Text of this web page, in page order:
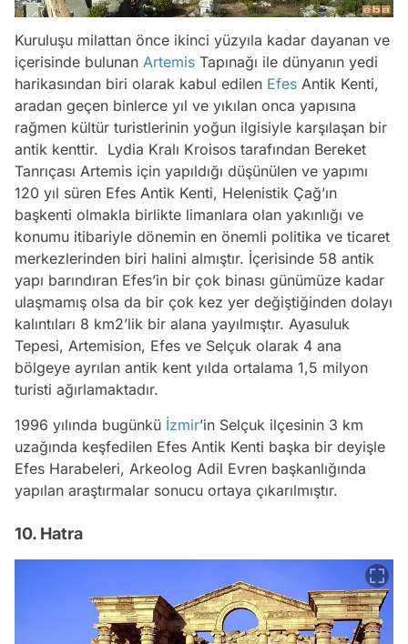
Kuruluşu milattan önce ikinci yüzyıla kadar dayanan ve
içerisinde bulunan Artemis Tapınağı ile dünyanın yedi
harikasından biri olarak kabul edilen Efes Antik Kenti,
aradan geçen binlerce yıl ve yıkılan onca yapısına
rağmen kültür turistlerinin yoğun ilgisiyle karşılaşan bir
antik kenttir. Lydia Kralı Kroisos tarafından Bereket
Tanrıçası Artemis için yapıldığı düşünülen ve yapımı
120 yıl süren Efes Antik Kenti, Helenistik Çağ’ın
başkenti olmakla birlikte limanlara olan yakınlığı ve
konumu itibariyle dönemin en önemli politika ve ticaret
merkezlerinden biri halini almıştır. İçerisinde 58 antik
yapı barındıran Efes’in bir çok binası günümüze kadar
ulaşmamış olsa da bir çok kez yer değiştiğinden dolayı
kalıntıları 8 km2’lik bir alana yayılmıştır. Ayasuluk
Tepesi, Artemision, Efes ve Selçuk olarak 4 ana
bölgeye ayrılan antik kent yılda ortalama 1,5 milyon
turisti ağırlamaktadır.
1996 yılında bugünkü İzmir’in Selçuk ilçesinin 3 km
uzağında keşfedilen Efes Antik Kenti başka bir deyişle
Efes Harabeleri, Arkeolog Adil Evren başkanlığında
yapılan araştırmalar sonucu ortaya çıkarılmıştır.
10. Hatra